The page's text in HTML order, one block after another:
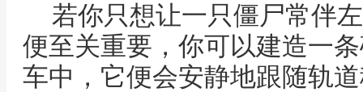
若你只想让一只僵尸常伴
便至关重要，你可以建造一
车中，它便会安静地跟随轨